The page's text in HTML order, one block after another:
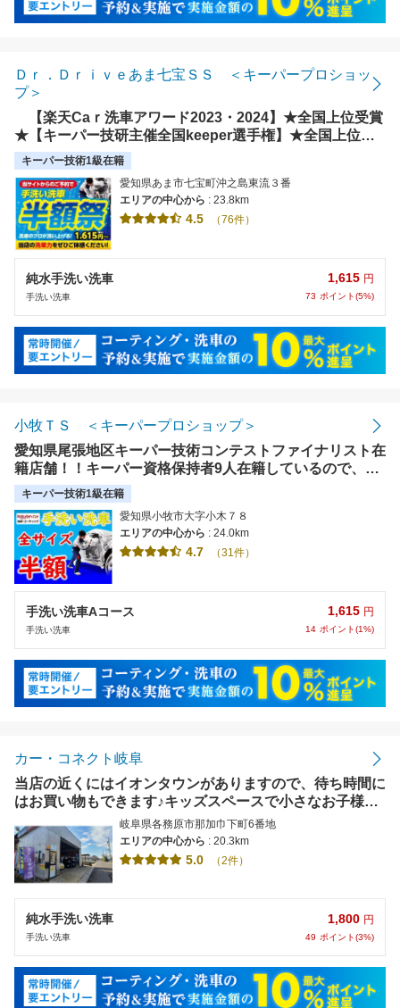
Ｄｒ．Ｄｒｉｖｅあま七宝ＳＳ ＜キーパープロショッ
プ＞
【楽天Caｒ洗車アワード2023・2024】★全国上位受賞
★【キーパー技研主催全国keeper選手権】★全国上位受
賞★【キーパー技研主催全国技術コンテスト】★愛知県上
位受賞★カーコーティングは是非当店にお任せ下さい！
キーパー技術1級在籍
愛知県あま市七宝町沖之島東流３番
エリアの中心から : 23.8km
4.5 （76件）
純水手洗い洗車
手洗い洗車
1,615 円
73 ポイント(5%)
小牧ＴＳ ＜キーパープロショップ＞
愛知県尾張地区キーパー技術コンテストファイナリスト在
籍店舗！！キーパー資格保持者9人在籍しているので、い
つでも、お客様のお車の状態に合わせてコーティングの提
案いたします！
キーパー技術1級在籍
愛知県小牧市大字小木７８
エリアの中心から : 24.0km
4.7 （31件）
手洗い洗車Aコース
手洗い洗車
1,615 円
14 ポイント(1%)
カー・コネクト岐阜
当店の近くにはイオンタウンがありますので、待ち時間に
はお買い物もできます♪キッズスペースで小さなお子様も
安心してお待ちいただけます！【使えます】楽天ペ
イ,PayPay,各種電子マネー、クレジット可
岐阜県各務原市那加巾下町6番地
エリアの中心から : 20.3km
5.0 （2件）
純水手洗い洗車
手洗い洗車
1,800 円
49 ポイント(3%)